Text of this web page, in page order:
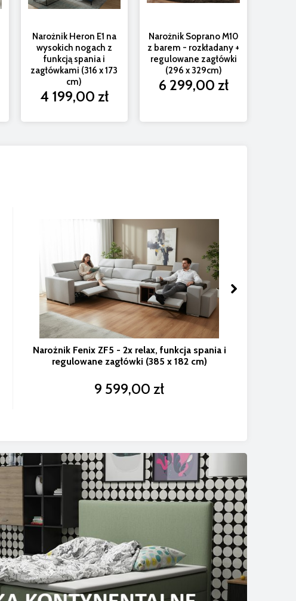
Narożnik Heron E1 na
wysokich nogach z
funkcją spania i
zagłówkami (316 x 173
cm)
4 199,00 zł
Narożnik Soprano M10
z barem - rozkładany +
regulowane zagłówki
(296 x 329cm)
6 299,00 zł
Narożnik Fenix ZF5 - 2x relax, funkcja spania i
regulowane zagłówki (385 x 182 cm)
9 599,00 zł